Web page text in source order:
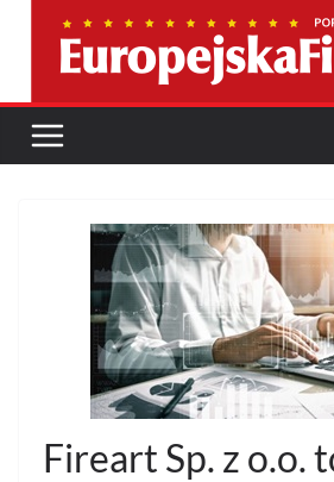
Fireart Sp. z o.o.